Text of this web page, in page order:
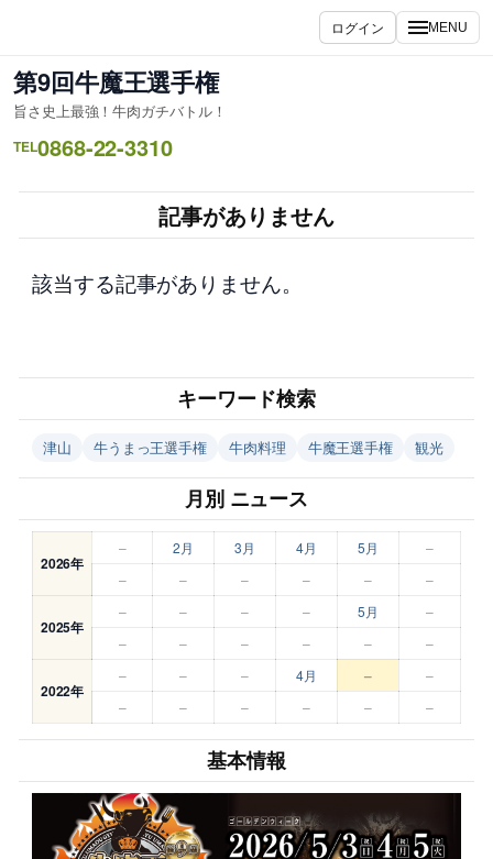
を
ス
キ
ッ
ログイン MENU
第9回牛魔王選手権
旨さ史上最強！牛肉ガチバトル！
TEL0868-22-3310
記事がありません
該当する記事がありません。
キーワード検索
津山 牛うまっ王選手権 牛肉料理 牛魔王選手権 観光
月別 ニュース
2026年
– 2月 3月 4月 5月
–
–
– – – – –
2025年
– – – – 5月
–
–
– – – – –
2022年
– – – 4月 –
–
–
– – – – –
基本情報